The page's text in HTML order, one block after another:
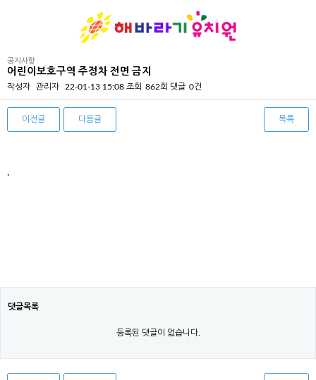
공지사항
어린이보호구역 주정차 전면 금지
작성자 관리자 22-01-13 15:08 조회 862회 댓글 0건
이전글 다음글 목록
.
댓글목록
등록된 댓글이 없습니다.